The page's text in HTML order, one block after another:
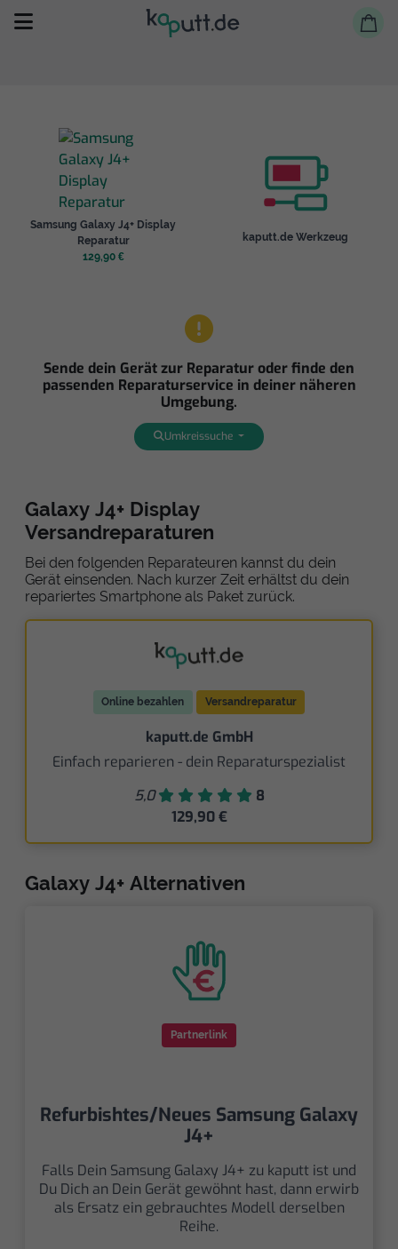
Selbst reparieren
Reparieren lassen
Samsung Galaxy J4+ Display
Reparatur
129,90 €
kaputt.de Werkzeug
Sende dein Gerät zur Reparatur oder finde den
passenden Reparaturservice in deiner näheren
Umgebung.
Umkreissuche
Galaxy J4+ Display
Versandreparaturen
Bei den folgenden Reparateuren kannst du dein
Gerät einsenden. Nach kurzer Zeit erhältst du dein
repariertes Smartphone als Paket zurück.
Online bezahlen Versandreparatur
kaputt.de GmbH
Einfach reparieren - dein Reparaturspezialist
5,0
8
129,90 €
Galaxy J4+ Alternativen
Partnerlink
Refurbishtes/Neues Samsung Galaxy
J4+
Falls Dein Samsung Galaxy J4+ zu kaputt ist und
Du Dich an Dein Gerät gewöhnt hast, dann erwirb
als Ersatz ein gebrauchtes Modell derselben
Reihe.